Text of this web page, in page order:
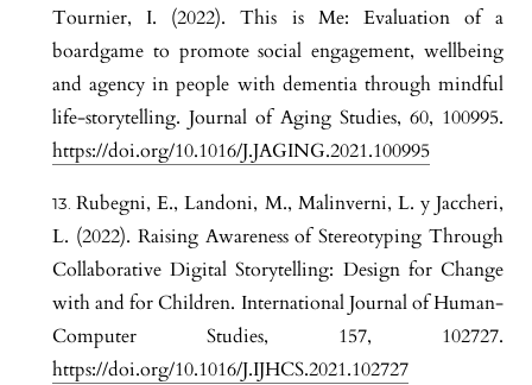
Tournier, I. (2022). This is Me: Evaluation of a
boardgame to promote social engagement, wellbeing
and agency in people with dementia through mindful
life-storytelling. Journal of Aging Studies, 60, 100995.
https://doi.org/10.1016/J.JAGING.2021.100995
Rubegni, E., Landoni, M., Malinverni, L. y Jaccheri,
L. (2022). Raising Awareness of Stereotyping Through
Collaborative Digital Storytelling: Design for Change
with and for Children. International Journal of Human-
Computer Studies, 157, 102727.
https://doi.org/10.1016/J.IJHCS.2021.102727